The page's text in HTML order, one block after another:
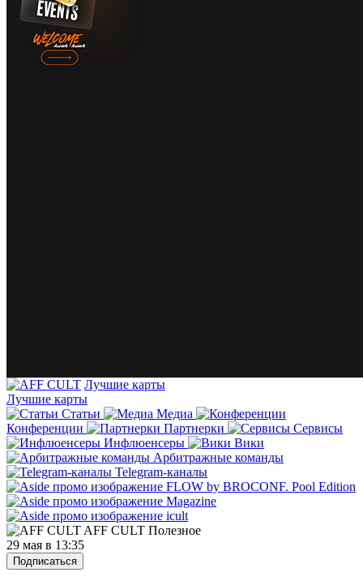
Лучшие карты
Лучшие карты
Статьи
Медиа
Конференции
Партнерки
Сервисы
Инфлюенсеры
Вики
Арбитражные команды
Telegram-каналы
AFF CULT Полезное
29 мая в 13:35
Подписаться